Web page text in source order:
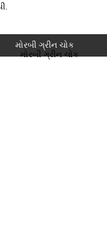
મોરબી ગ્રીન ચોક